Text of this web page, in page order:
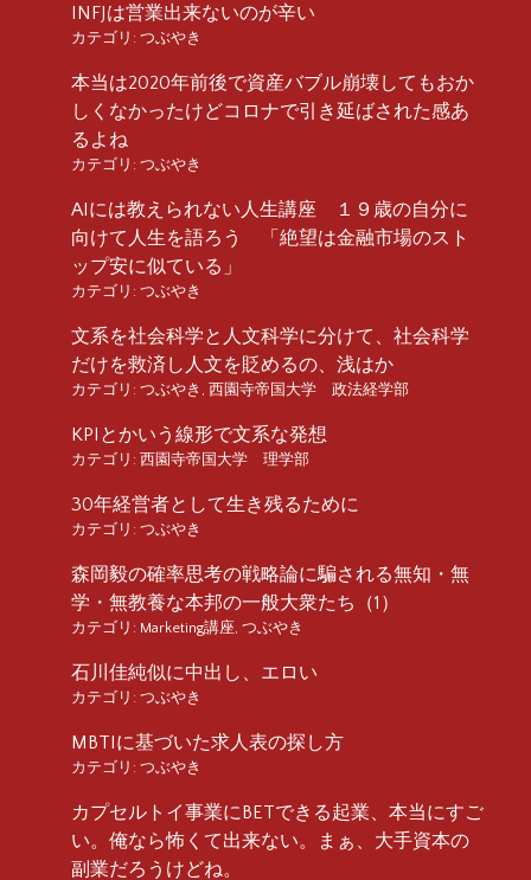
INFJは営業出来ないのが辛い
カテゴリ: つぶやき
本当は2020年前後で資産バブル崩壊してもおか
しくなかったけどコロナで引き延ばされた感あ
るよね
カテゴリ: つぶやき
AIには教えられない人生講座 １９歳の自分に
向けて人生を語ろう 「絶望は金融市場のスト
ップ安に似ている」
カテゴリ: つぶやき
文系を社会科学と人文科学に分けて、社会科学
だけを救済し人文を貶めるの、浅はか
カテゴリ: つぶやき 西園寺帝国大学 政法経学部
KPIとかいう線形で文系な発想
カテゴリ: 西園寺帝国大学 理学部
30年経営者として生き残るために
カテゴリ: つぶやき
森岡毅の確率思考の戦略論に騙される無知・無
学・無教養な本邦の一般大衆たち（1）
カテゴリ: Marketing講座 つぶやき
石川佳純似に中出し、エロい
カテゴリ: つぶやき
MBTIに基づいた求人表の探し方
カテゴリ: つぶやき
カプセルトイ事業にBETできる起業、本当にすご
い。俺なら怖くて出来ない。まぁ、大手資本の
副業だろうけどね。